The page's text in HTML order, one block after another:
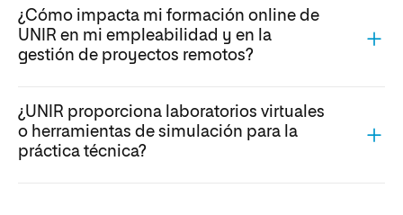
¿Cómo impacta mi formación online de
UNIR en mi empleabilidad y en la
gestión de proyectos remotos?
¿UNIR proporciona laboratorios virtuales
o herramientas de simulación para la
práctica técnica?